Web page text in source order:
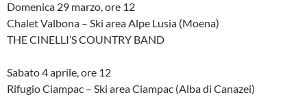
Domenica 29 marzo, ore 12
Chalet Valbona – Ski area Alpe Lusia (Moena)
THE CINELLI’S COUNTRY BAND
Sabato 4 aprile, ore 12
Rifugio Ciampac – Ski area Ciampac (Alba di Canazei)